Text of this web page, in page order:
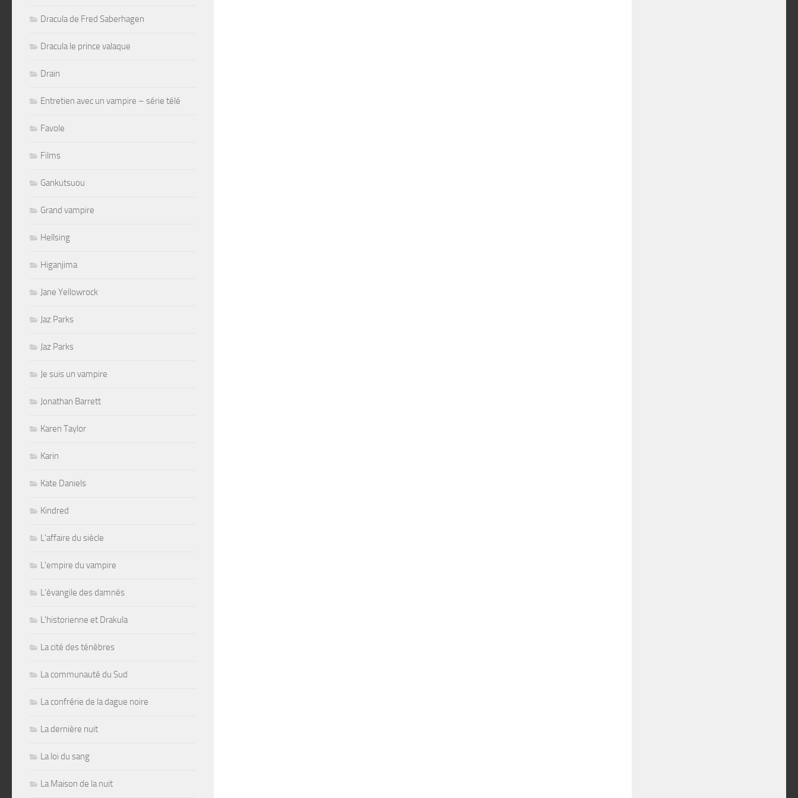
Dracula de Fred Saberhagen
Dracula le prince valaque
Drain
Entretien avec un vampire – série télé
Favole
Films
Gankutsuou
Grand vampire
Hellsing
Higanjima
Jane Yellowrock
Jaz Parks
Jaz Parks
Je suis un vampire
Jonathan Barrett
Karen Taylor
Karin
Kate Daniels
Kindred
L'affaire du siècle
L'empire du vampire
L'évangile des damnés
L'historienne et Drakula
La cité des ténèbres
La communauté du Sud
La confrérie de la dague noire
La dernière nuit
La loi du sang
La Maison de la nuit